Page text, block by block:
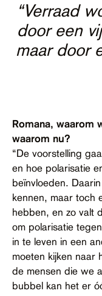
“Verraad
door een
maar door
Romana, waarom
waarom nu?
“De voorstelling
en hoe polarisatie
beïnvloeden.
kennen, maar toch
hebben, en zo valt
om polarisatie
in te leven in een
moeten kijken naar
de mensen die we
bubbel kan het er